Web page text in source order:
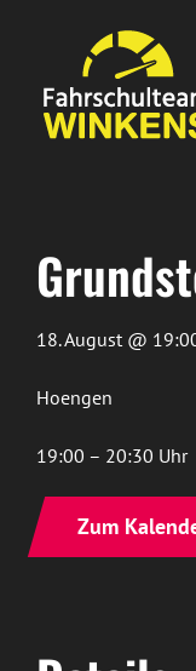
springen
18. August @
Hoengen
19:00 – 20:30 Uhr
Zum